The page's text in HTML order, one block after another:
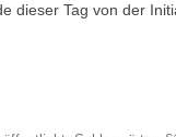
dieser Tag von der